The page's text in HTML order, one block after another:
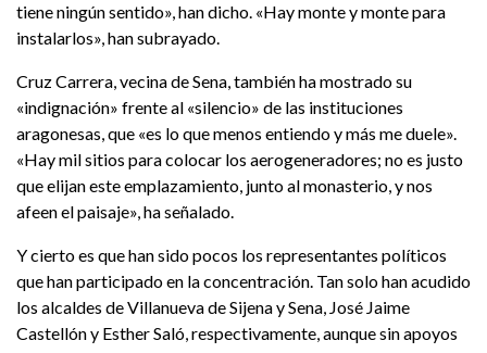
tiene ningún sentido», han dicho. «Hay monte y monte para
instalarlos», han subrayado.
Cruz Carrera, vecina de Sena, también ha mostrado su
«indignación» frente al «silencio» de las instituciones
aragonesas, que «es lo que menos entiendo y más me duele».
«Hay mil sitios para colocar los aerogeneradores; no es justo
que elijan este emplazamiento, junto al monasterio, y nos
afeen el paisaje», ha señalado.
Y cierto es que han sido pocos los representantes políticos
que han participado en la concentración. Tan solo han acudido
los alcaldes de Villanueva de Sijena y Sena, José Jaime
Castellón y Esther Saló, respectivamente, aunque sin apoyos